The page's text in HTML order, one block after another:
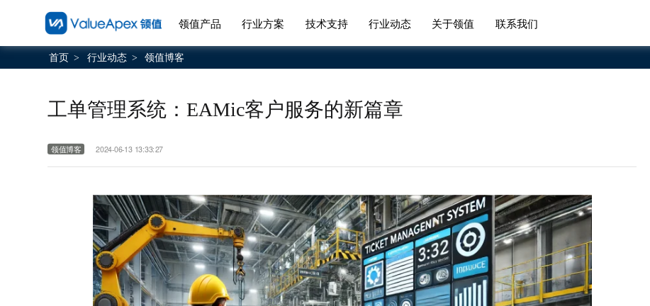
领值产品 行业方案 技术支持 行业动态 关于领值 联系我们
首页 > 行业动态 > 领值博客
工单管理系统：EAMic客户服务的新篇章
领值博客 2024-06-13 13:33:27